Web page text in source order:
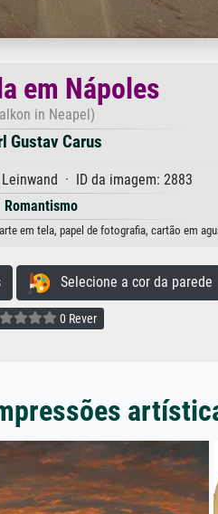
em Nápoles
in Neapel)
Gustav Carus
· ID da imagem: 2883
Romantismo
em tela, papel de fotografia, cartão em
Selecione a cor da parede
0 Rever